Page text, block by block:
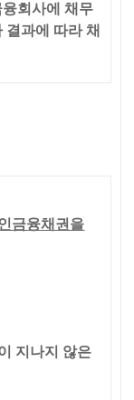
회사에 채무
결과에 따라 채
금융채권을
지나지 않은